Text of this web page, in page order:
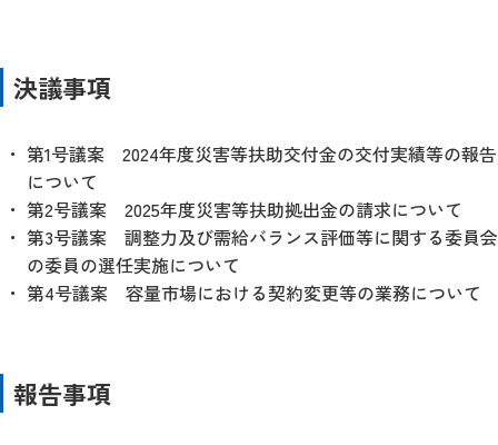
決議事項
第1号議案 2024年度災害等扶助交付金の交付実績等の報告
について
第2号議案 2025年度災害等扶助拠出金の請求について
第3号議案 調整力及び需給バランス評価等に関する委員会
の委員の選任実施について
第4号議案 容量市場における契約変更等の業務について
報告事項